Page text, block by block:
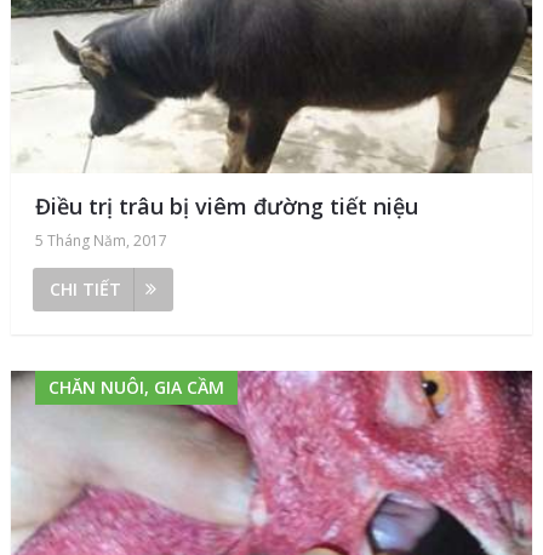
Điều trị trâu bị viêm đường tiết niệu
5 Tháng Năm, 2017
CHI TIẾT
CHĂN NUÔI, GIA CẦM